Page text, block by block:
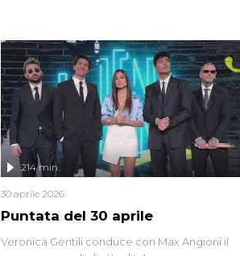
alternative, dei sospetti globali e del
complottismo che negli ultimi anni hanno
invaso social network, talk show, piazze digitali
e immaginario collettivo.
Puntata del 30 aprile
214 min
30 aprile 2026
Veronica Gentili conduce con Max Angioni il